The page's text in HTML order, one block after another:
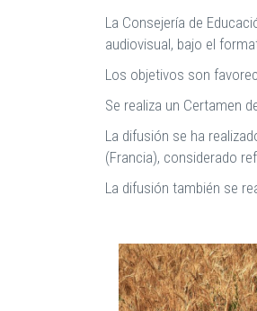
La Consejería de
audiovisual, bajo el
Los objetivos son
Se realiza un Certamen
La difusión se ha
(Francia), considerado
La difusión también se